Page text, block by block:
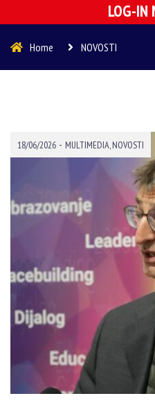
LOG-IN
Home NOVOSTI
18/06/2026 - MULTIMEDIA,NOVOSTI